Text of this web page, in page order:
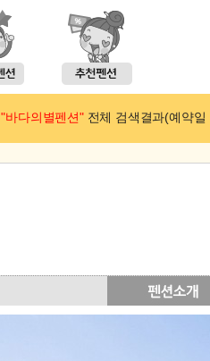
"바다의별펜션"전체 검색결과(예약일